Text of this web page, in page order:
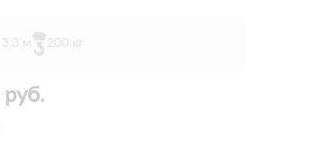
3.3 м 200 кг
руб.